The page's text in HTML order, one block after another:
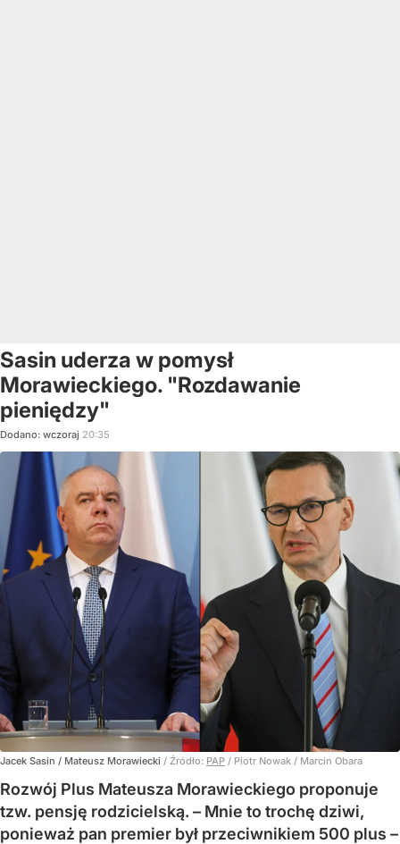
Sasin uderza w pomysł
Morawieckiego. "Rozdawanie
pieniędzy"
Dodano: wczoraj 20:35
Jacek Sasin / Mateusz Morawiecki / Źródło: PAP / Piotr Nowak / Marcin Obara
Rozwój Plus Mateusza Morawieckiego proponuje
tzw. pensję rodzicielską. – Mnie to trochę dziwi,
ponieważ pan premier był przeciwnikiem 500 plus –